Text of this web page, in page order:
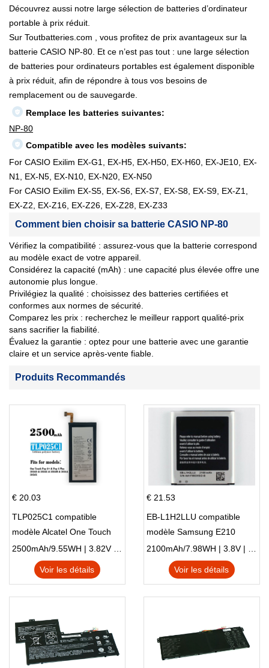
Découvrez aussi notre large sélection de batteries d’ordinateur
portable à prix réduit.
Sur Toutbatteries.com , vous profitez de prix avantageux sur la
batterie CASIO NP-80. Et ce n’est pas tout : une large sélection
de batteries pour ordinateurs portables est également disponible
à prix réduit, afin de répondre à tous vos besoins de
remplacement ou de sauvegarde.
Remplace les batteries suivantes:
NP-80
Compatible avec les modèles suivants:
For CASIO Exilim EX-G1, EX-H5, EX-H50, EX-H60, EX-JE10, EX-
N1, EX-N5, EX-N10, EX-N20, EX-N50
For CASIO Exilim EX-S5, EX-S6, EX-S7, EX-S8, EX-S9, EX-Z1,
EX-Z2, EX-Z16, EX-Z26, EX-Z28, EX-Z33
Comment bien choisir sa batterie CASIO NP-80
Vérifiez la compatibilité : assurez-vous que la batterie correspond
au modèle exact de votre appareil.
Considérez la capacité (mAh) : une capacité plus élevée offre une
autonomie plus longue.
Privilégiez la qualité : choisissez des batteries certifiées et
conformes aux normes de sécurité.
Comparez les prix : recherchez le meilleur rapport qualité-prix
sans sacrifier la fiabilité.
Évaluez la garantie : optez pour une batterie avec une garantie
claire et un service après-vente fiable.
Produits Recommandés
€ 20.03
TLP025C1 compatible
modèle Alcatel One Touch
Pop 4 Plus OT-5056D
2500mAh/9.55WH | 3.82V | Li-ion ...
Voir les détails
€ 21.53
EB-L1H2LLU compatible
modèle Samsung E210
E210K i939
2100mAh/7.98WH | 3.8V | Li-ion ...
Voir les détails